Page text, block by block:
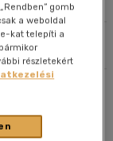
gomb
a weboldal
kat telepíti a
részletekért